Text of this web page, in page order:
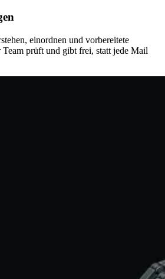
einordnen und vorbereitete
prüft und gibt frei, statt jede Mail